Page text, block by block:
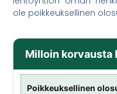
ole poikkeuksellinen
Milloin korvausta
Poikkeuksellinen